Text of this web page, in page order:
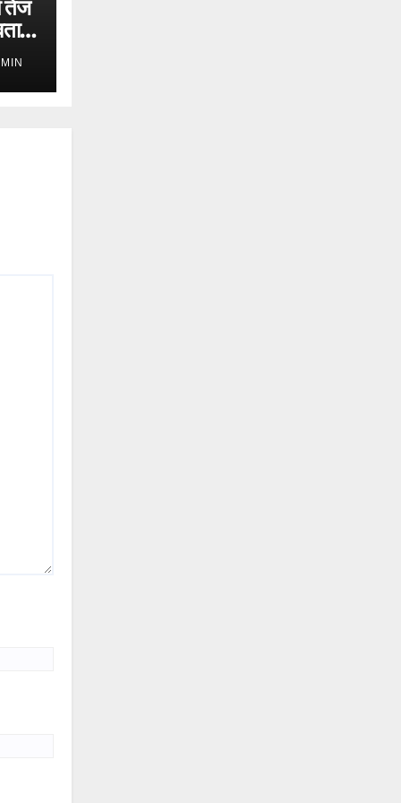
तेज
में